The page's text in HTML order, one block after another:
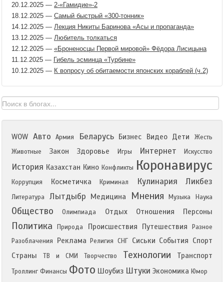
20.12.2025 — 2-«Гамидие»-2
18.12.2025 — Самый быстрый «300-тонник»
14.12.2025 — Лекция Никиты Баринова «Асы и пропаганда»
13.12.2025 — Любитель толкаться
12.12.2025 — «Броненосцы Первой мировой» Фёдора Лисицына
11.12.2025 — Гибель эсминца «Турбине»
10.12.2025 — К вопросу об обитаемости японских кораблей (ч.2)
WOW Авто Армия Беларусь Бизнес Видео Дети
Жесть
Животные
Закон Здоровье Игры Интернет Искусство
История Казахстан Кино Конфликты Коронавирус
Коррупция Косметичка Криминал Кулинария Ликбез
Литература Лытдыбр Медицина Мнения Музыка Наука
Общество Олимпиада Отдых Отношения Персоны
Политика Природа Происшествия Путешествия
Разное
Разоблачения
Реклама Религия СНГ Сиськи События Спорт
Страны
ТВ и СМИ Творчество Технологии Транспорт
Троллинг Финансы Фото Шоубиз Штуки Экономика Юмор